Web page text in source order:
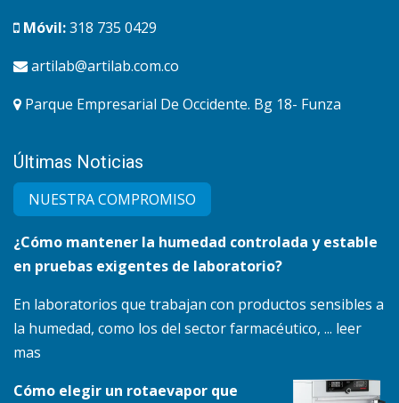
Móvil:318 735 0429
artilab@artilab.com.co
Parque Empresarial De Occidente. Bg 18- Funza
Últimas Noticias
NUESTRA COMPRO​MISO
¿Cómo mantener la humedad controlada y estable
en pruebas exigentes de laboratorio?
En laboratorios que trabajan con productos sensibles a
la humedad, como los del sector farmacéutico, ... leer
mas
Cómo elegir un rotaevapor que